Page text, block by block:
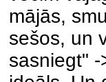
mājās,
sešos, un
sasniegt"